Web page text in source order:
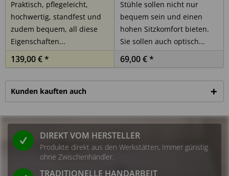
Als verantwortungsbewusstes Handelsunternehmen legen
wir großen Wert auf Transparenz und die Einhaltung
gesetzlicher Vorgaben. Im Rahmen der EU-Verordnung sind
wir verpflichtet, Informationen über den verantwortlichen
Wirtschaftsakteur bereitzustellen. Dieser ist für die
Einhaltung der EU-Vorschriften zu unseren Produkten
verantwortlich.
Hersteller:
Praktisch, pflegeleicht,
hochwertig, standfest und
zudem bequem, all diese
Eigenschaften...
Stühle sollen nicht nur
bequem sein und einen
hohen Sitzkomfort bieten.
Sie sollen auch optisch...
139,00 € * 69,00 € *
Kunden kauften auch
DIREKT VOM HERSTELLER
Produkte direkt aus den Werkstätten, Immer günstig
ohne Zwischenhändler.
TRADITIONELLE HANDARBEIT